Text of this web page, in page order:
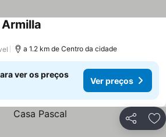
Armilla
a 1.2 km de Centro da cidade
ver os preços
Ver preços
Partilhar